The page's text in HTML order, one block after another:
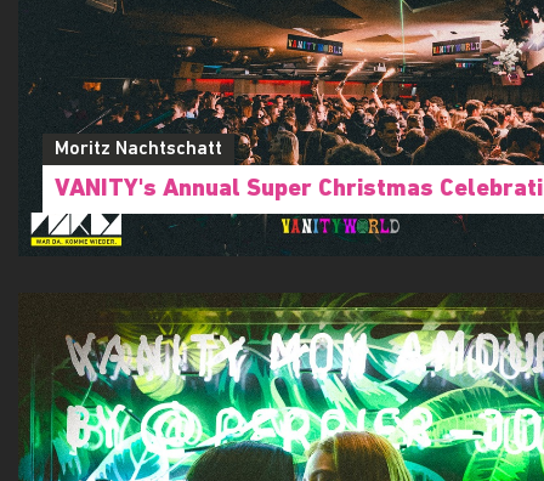
Moritz Nachtschatt
VANITY's Annual Super Christmas